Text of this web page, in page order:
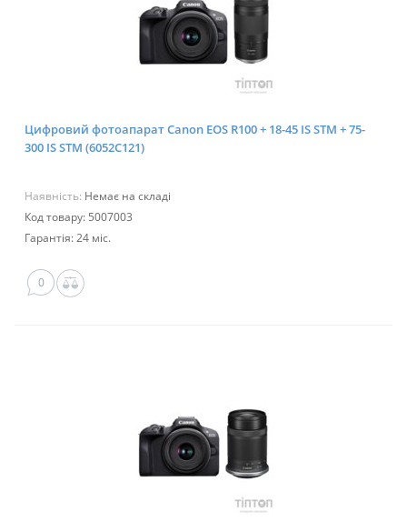
Цифровий фотоапарат Canon EOS R100 + 18-45 IS STM + 75-
300 IS STM (6052C121)
Наявність: Немає на складі
Код товару: 5007003
Гарантія: 24 міс.
0